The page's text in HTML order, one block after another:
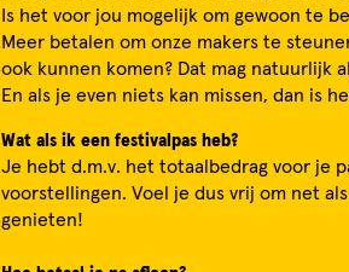
Is het voor jou mogelijk om gewoon te
Meer betalen om onze makers te
ook kunnen komen? Dat mag natuurlijk
En als je even niets kan missen, dan is
Wat als ik een festivalpas heb?
Je hebt d.m.v. het totaalbedrag voor je
voorstellingen. Voel je dus vrij om net
genieten!